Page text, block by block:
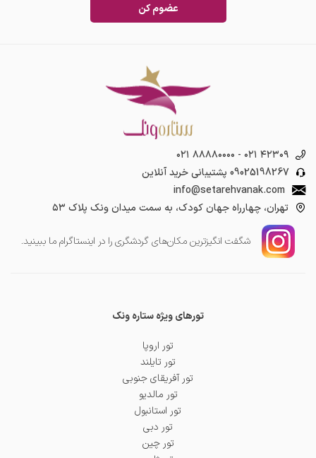
عضوم کن
۰۲۱ ۸۸۸۸۰۰۰۰ - ۰۲۱ ۴۲۳۰۹
09025198267 پشتیبانی خرید آنلاین
info@setarehvanak.com
تهران، چهارراه جهان کودک، به سمت میدان ونک پلاک ۵۳
شگفت انگیز‌ترین مکان‌های گردشگری را در اینستاگرام ما ببینید.
تورهای ویژه ستاره ونک
تور اروپا
تور تایلند
تور آفریقای جنوبی
تور مالدیو
تور استانبول
تور دبی
تور چین